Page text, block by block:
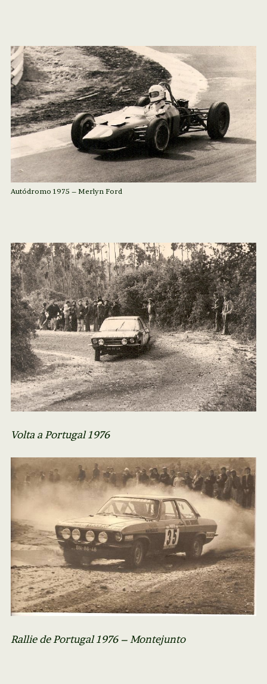
Autódromo 1975 – Merlyn Ford
Volta a Portugal 1976
Rallie de Portugal 1976 – Montejunto